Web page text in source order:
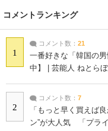
コメントランキング
1
コメント数： 21
一番好きな「韓国の
中】 | 芸能人 ねとら
2
コメント数： 7
「もっと早く買えば
ン”が大人気 「プラ